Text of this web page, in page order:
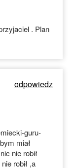
. Plan
odpowiedz
guru-
miał
nie robił
robił ,a